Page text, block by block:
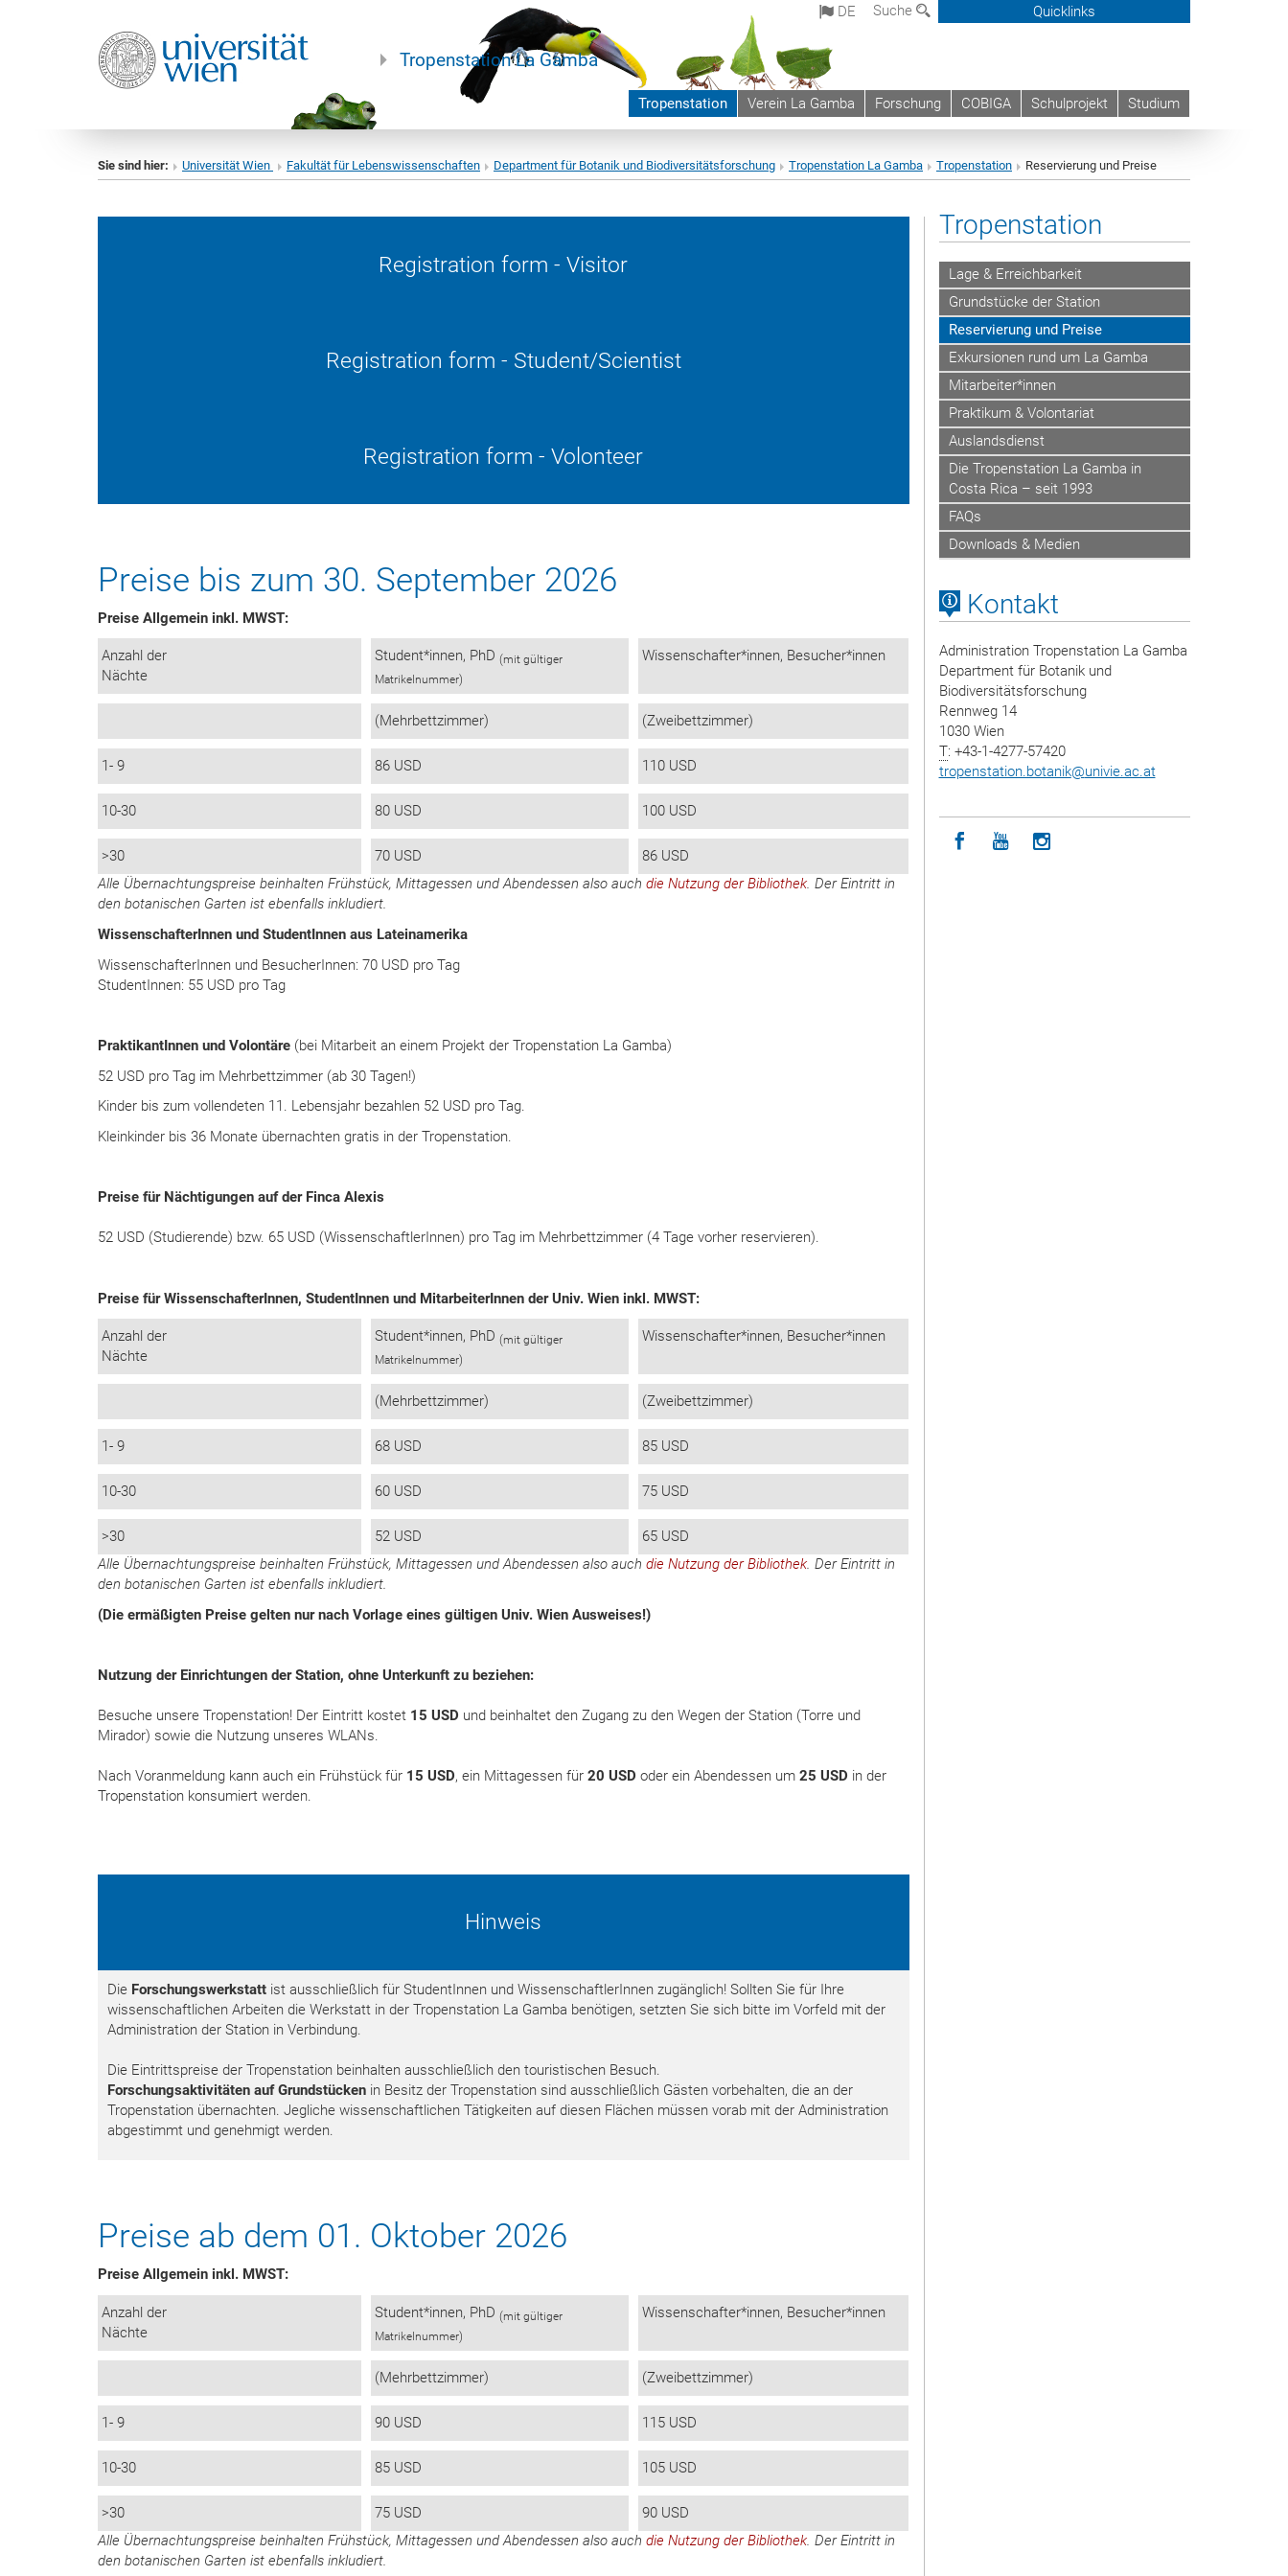
DE Suche Quicklinks
Tropenstation La Gamba
Tropenstation Verein La Gamba Forschung COBIGA Schulprojekt Studium
Sie sind hier: Universität Wien Fakultät für Lebenswissenschaften Department für Botanik und Biodiversitätsforschung Tropenstation La Gamba Tropenstation Reservierung und Preise
Registration form - Visitor
Registration form - Student/Scientist
Registration form - Volonteer
Preise bis zum 30. September 2026
Preise Allgemein inkl. MWST:
Anzahl der
Nächte
Student*innen, PhD(mit gültiger
Matrikelnummer)
Wissenschafter*innen, Besucher*innen
(Mehrbettzimmer) (Zweibettzimmer)
1- 9 86 USD 110 USD
10-30 80 USD 100 USD
>30 70 USD
86 USD
Alle Übernachtungspreise beinhalten Frühstück, Mittagessen und Abendessen also auch die Nutzung der Bibliothek. Der Eintritt in
den botanischen Garten ist ebenfalls inkludiert.
WissenschafterInnen und StudentInnen aus Lateinamerika
WissenschafterInnen und BesucherInnen: 70 USD pro Tag
StudentInnen: 55 USD pro Tag
PraktikantInnen und Volontäre (bei Mitarbeit an einem Projekt der Tropenstation La Gamba)
52 USD pro Tag im Mehrbettzimmer (ab 30 Tagen!)
Kinder bis zum vollendeten 11. Lebensjahr bezahlen 52 USD pro Tag.
Kleinkinder bis 36 Monate übernachten gratis in der Tropenstation.
Preise für Nächtigungen auf der Finca Alexis
52 USD (Studierende) bzw. 65 USD (WissenschaftlerInnen) pro Tag im Mehrbettzimmer (4 Tage vorher reservieren).
Preise für WissenschafterInnen, StudentInnen und MitarbeiterInnen der Univ. Wien inkl. MWST:
Anzahl der
Nächte
Student*innen, PhD(mit gültiger
Matrikelnummer)
Wissenschafter*innen, Besucher*innen
(Mehrbettzimmer) (Zweibettzimmer)
1- 9 68 USD 85 USD
10-30 60 USD 75 USD
>30 52 USD
65 USD
Alle Übernachtungspreise beinhalten Frühstück, Mittagessen und Abendessen also auch die Nutzung der Bibliothek. Der Eintritt in
den botanischen Garten ist ebenfalls inkludiert.
(Die ermäßigten Preise gelten nur nach Vorlage eines gültigen Univ. Wien Ausweises!)
Nutzung der Einrichtungen der Station, ohne Unterkunft zu beziehen:
Besuche unsere Tropenstation! Der Eintritt kostet 15 USD und beinhaltet den Zugang zu den Wegen der Station (Torre und
Mirador) sowie die Nutzung unseres WLANs.
Nach Voranmeldung kann auch ein Frühstück für 15 USD, ein Mittagessen für 20 USD oder ein Abendessen um 25 USD in der
Tropenstation konsumiert werden.
Hinweis
Die Forschungswerkstatt ist ausschließlich für StudentInnen und WissenschaftlerInnen zugänglich! Sollten Sie für Ihre
wissenschaftlichen Arbeiten die Werkstatt in der Tropenstation La Gamba benötigen, setzten Sie sich bitte im Vorfeld mit der
Administration der Station in Verbindung.
Die Eintrittspreise der Tropenstation beinhalten ausschließlich den touristischen Besuch.
Forschungsaktivitäten auf Grundstücken in Besitz der Tropenstation sind ausschließlich Gästen vorbehalten, die an der
Tropenstation übernachten. Jegliche wissenschaftlichen Tätigkeiten auf diesen Flächen müssen vorab mit der Administration
abgestimmt und genehmigt werden.
Preise ab dem 01. Oktober 2026
Preise Allgemein inkl. MWST:
Anzahl der
Nächte
Student*innen, PhD(mit gültiger
Matrikelnummer)
Wissenschafter*innen, Besucher*innen
(Mehrbettzimmer) (Zweibettzimmer)
1- 9 90 USD 115 USD
10-30 85 USD 105 USD
>30 75 USD
90 USD
Alle Übernachtungspreise beinhalten Frühstück, Mittagessen und Abendessen also auch die Nutzung der Bibliothek. Der Eintritt in
den botanischen Garten ist ebenfalls inkludiert.
Tropenstation
Lage & Erreichbarkeit
Grundstücke der Station
Reservierung und Preise
Exkursionen rund um La Gamba
Mitarbeiter*innen
Praktikum & Volontariat
Auslandsdienst
Die Tropenstation La Gamba in
Costa Rica – seit 1993
FAQs
Downloads & Medien
Kontakt
Administration Tropenstation La Gamba
Department für Botanik und
Biodiversitätsforschung
Rennweg 14
1030 Wien
T: +43-1-4277-57420
tropenstation.botanik@univie.ac.at
Icon facebook
Icon youtube
Icon instagram